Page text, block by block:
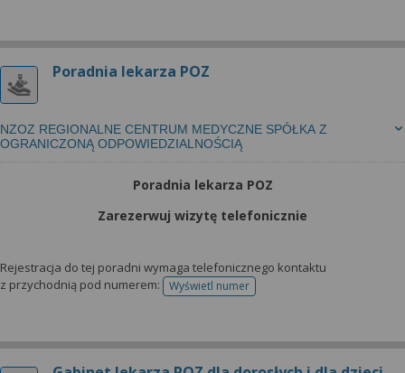
Poradnia lekarza POZ
NZOZ REGIONALNE CENTRUM MEDYCZNE SPÓŁKA Z
OGRANICZONĄ ODPOWIEDZIALNOŚCIĄ
Poradnia lekarza POZ
Zarezerwuj wizytę telefonicznie
Rejestracja do tej poradni wymaga telefonicznego kontaktu
z przychodnią pod numerem:
Wyświetl numertelefonu do rejestracji